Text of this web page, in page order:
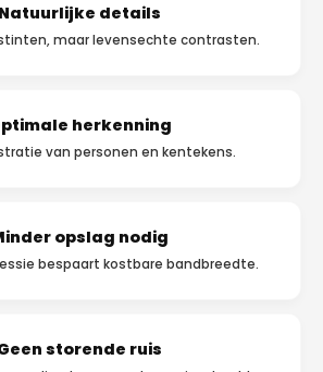
Natuurlijke details
maar levensechte contrasten.
herkenning
van personen en kentekens.
opslag nodig
bespaart kostbare bandbreedte.
storende ruis